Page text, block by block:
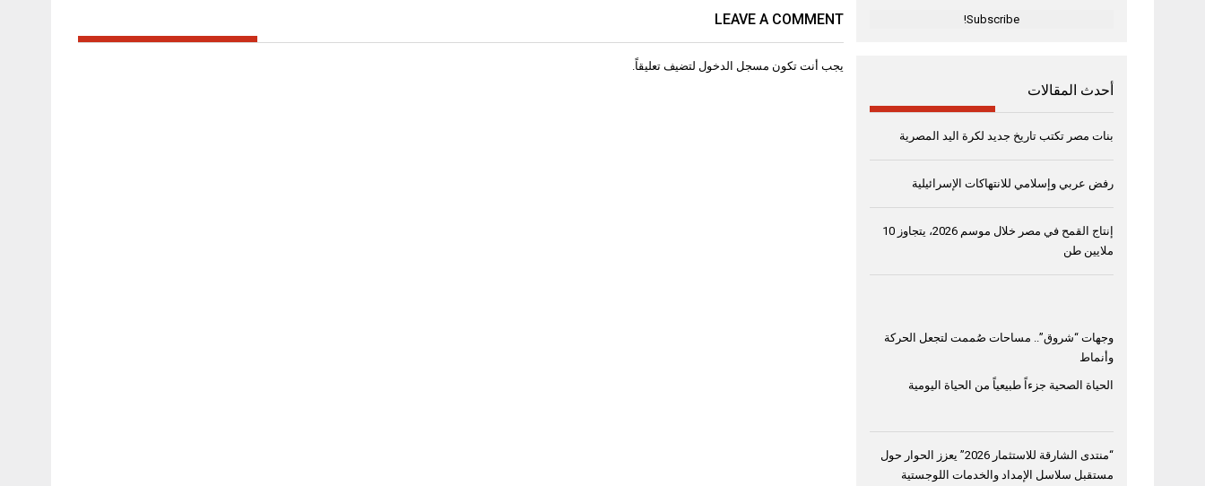
LEAVE A COMMENT
يجب أنت تكون مسجل الدخول لتضيف تعليقاً.
أحدث المقالات
بنات مصر تكتب تاريخ جديد لكرة اليد المصرية
رفض عربي وإسلامي للانتهاكات الإسرائيلية
إنتاج القمح في مصر خلال موسم 2026، يتجاوز 10
ملايين طن
وجهات “شروق”.. مساحات صُممت لتجعل الحركة
وأنماط
الحياة الصحية جزءاً طبيعياً من الحياة اليومية
“منتدى الشارقة للاستثمار 2026” يعزز الحوار حول
مستقبل سلاسل الإمداد والخدمات اللوجستية